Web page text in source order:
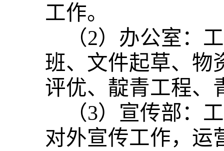
工作。
（2）办公室：
班、文件起草、物
评优、靛青工程、
（3）宣传部：
对外宣传工作，运